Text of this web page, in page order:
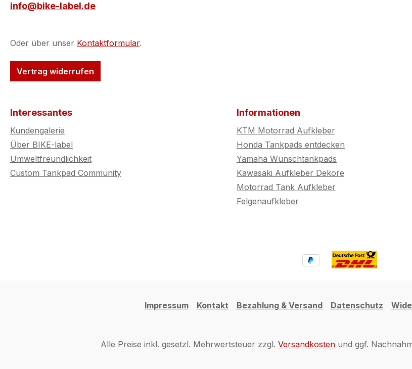
info@bike-label.de
Oder über unser Kontaktformular.
Vertrag widerrufen
Interessantes
Kundengalerie
Über BIKE-label
Umweltfreundlichkeit
Custom Tankpad Community
Informationen
KTM Motorrad Aufkleber
Honda Tankpads entdecken
Yamaha Wunschtankpads
Kawasaki Aufkleber Dekore
Motorrad Tank Aufkleber
Felgenaufkleber
Impressum Kontakt Bezahlung & Versand Datenschutz
Alle Preise inkl. gesetzl. Mehrwertsteuer zzgl. Versandkosten und ggf.